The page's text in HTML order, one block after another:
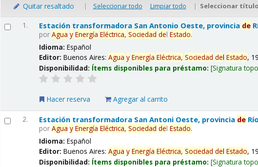
Quitar resaltado | Seleccionar todo Limpiar todo | Seleccionar
1. Estación transformadora San Antonio Oeste, provincia de
porAgua y Energía Eléctrica, Sociedad delEstado.
Idioma:Español
Editor:Buenos Aires:Agua y Energía Eléctrica, Sociedad delEstado,
Disponibilidad: Ítems disponibles para préstamo: Signatura
Hacer reserva Agregar al carrito
2. Estación transformadora San Antoni Oeste, provincia de
porAgua y Energía Eléctrica, Sociedad delEstado.
Idioma:Español
Editor:Buenos Aires:Agua y Energía Eléctrica, Sociedad delEstado,
Disponibilidad: Ítems disponibles para préstamo: Signatura